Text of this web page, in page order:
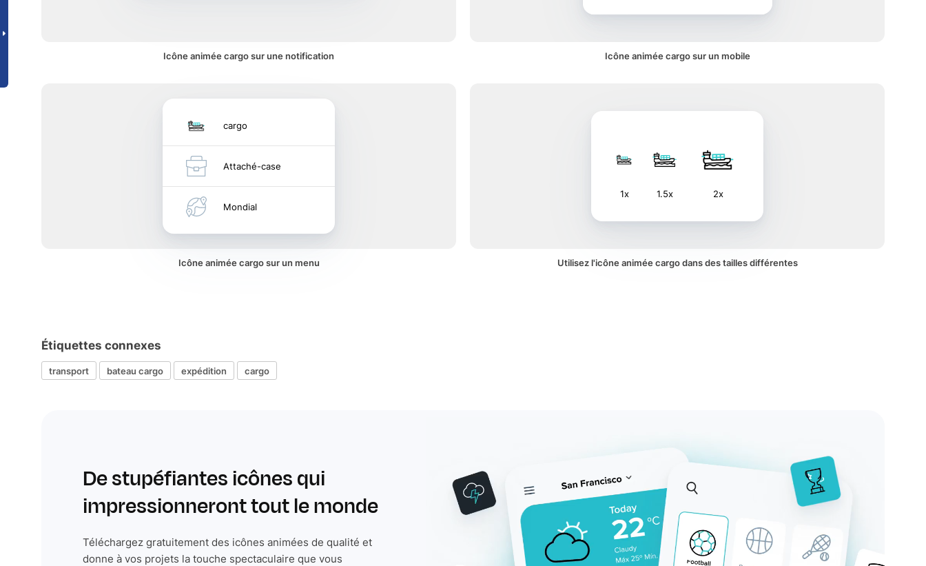
Icône animée cargo sur une notification Icône animée cargo sur un mobile
cargo
Attaché-case
Mondial
Icône animée cargo sur un menu
1x 1.5x 2x
Utilisez l'icône animée cargo dans des tailles différentes
Étiquettes connexes
transport bateau cargo expédition cargo
De stupéfiantes icônes qui
impressionneront tout le monde
Téléchargez gratuitement des icônes animées de qualité et
donne à vos projets la touche spectaculaire que vous